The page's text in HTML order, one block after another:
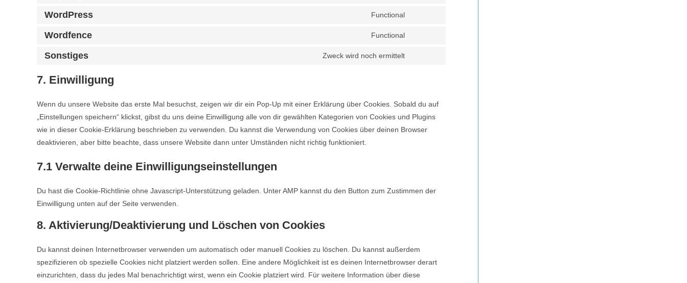
WordPress Functional
Wordfence Functional
Sonstiges Zweck wird noch ermittelt
sonstiges
7. Einwilligung
Wenn du unsere Website das erste Mal besuchst, zeigen wir dir ein Pop-Up mit einer Erklärung über Cookies. Sobald du auf
„Einstellungen speichern“ klickst, gibst du uns deine Einwilligung alle von dir gewählten Kategorien von Cookies und Plugins
wie in dieser Cookie-Erklärung beschrieben zu verwenden. Du kannst die Verwendung von Cookies über deinen Browser
deaktivieren, aber bitte beachte, dass unsere Website dann unter Umständen nicht richtig funktioniert.
7.1 Verwalte deine Einwilligungseinstellungen
Du hast die Cookie-Richtlinie ohne Javascript-Unterstützung geladen. Unter AMP kannst du den Button zum Zustimmen der
Einwilligung unten auf der Seite verwenden.
8. Aktivierung/Deaktivierung und Löschen von Cookies
Du kannst deinen Internetbrowser verwenden um automatisch oder manuell Cookies zu löschen. Du kannst außerdem
spezifizieren ob spezielle Cookies nicht platziert werden sollen. Eine andere Möglichkeit ist es deinen Internetbrowser derart
einzurichten, dass du jedes Mal benachrichtigt wirst, wenn ein Cookie platziert wird. Für weitere Information über diese